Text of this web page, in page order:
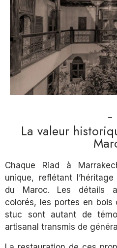
La valeur
Chaque Riad à
unique, reflétant
du Maroc. Les détails
colorés, les portes en
stuc sont autant de
artisanal transmis de